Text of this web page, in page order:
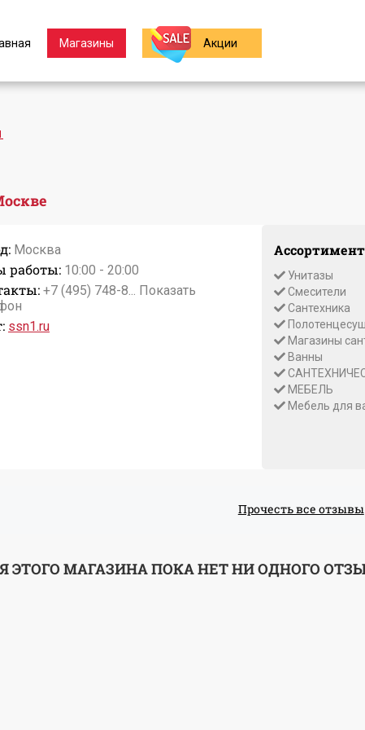
Магазины Акции
Москва
работы: 10:00 - 20:00
+7 (495) 748-8... Показать
ssn1.ru
Унитазы
Смесители
Сантехника
Магазины
Ванны
МЕБЕЛЬ
Мебель для
Прочесть все отзывы
ЭТОГО МАГАЗИНА ПОКА НЕТ НИ ОДНОГО